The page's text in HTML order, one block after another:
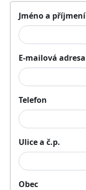
Jméno a příjmení
E-mailová adresa
Telefon
Ulice a č.p.
Obec